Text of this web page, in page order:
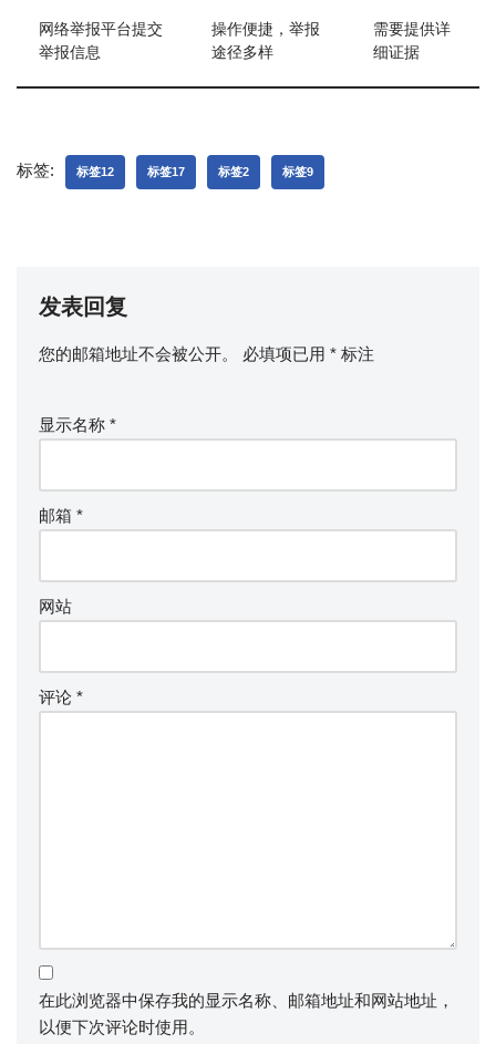
网络举报平台提交
举报信息
操作便捷，举报
途径多样
需要提供详
细证据
标签: 标签12 标签17 标签2 标签9
发表回复
您的邮箱地址不会被公开。 必填项已用 * 标注
显示名称 *
邮箱 *
网站
评论 *
在此浏览器中保存我的显示名称、邮箱地址和网站地址，
以便下次评论时使用。